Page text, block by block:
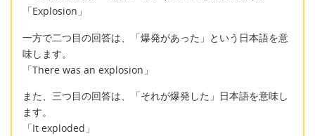
「Explosion」
一方で二つ目の回答は、「爆発があった」という日本語を意
味します。
「There was an explosion」
また、三つ目の回答は、「それが爆発した」日本語を意味し
ます。
「It exploded」